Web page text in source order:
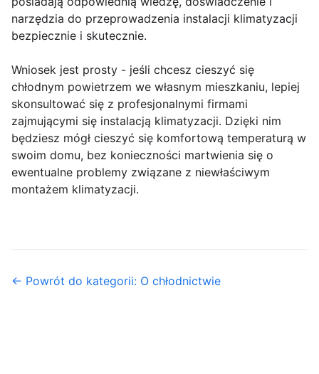
narzędzia do przeprowadzenia instalacji klimatyzacji
bezpiecznie i skutecznie.
Wniosek jest prosty - jeśli chcesz cieszyć się
chłodnym powietrzem we własnym mieszkaniu, lepiej
skonsultować się z profesjonalnymi firmami
zajmującymi się instalacją klimatyzacji. Dzięki nim
będziesz mógł cieszyć się komfortową temperaturą w
swoim domu, bez konieczności martwienia się o
ewentualne problemy związane z niewłaściwym
montażem klimatyzacji.
← Powrót do kategorii: O chłodnictwie